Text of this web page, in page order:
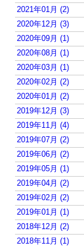
2021年01月 (2)
2020年12月 (3)
2020年09月 (1)
2020年08月 (1)
2020年03月 (1)
2020年02月 (2)
2020年01月 (2)
2019年12月 (3)
2019年11月 (4)
2019年07月 (2)
2019年06月 (2)
2019年05月 (1)
2019年04月 (2)
2019年02月 (2)
2019年01月 (1)
2018年12月 (2)
2018年11月 (1)